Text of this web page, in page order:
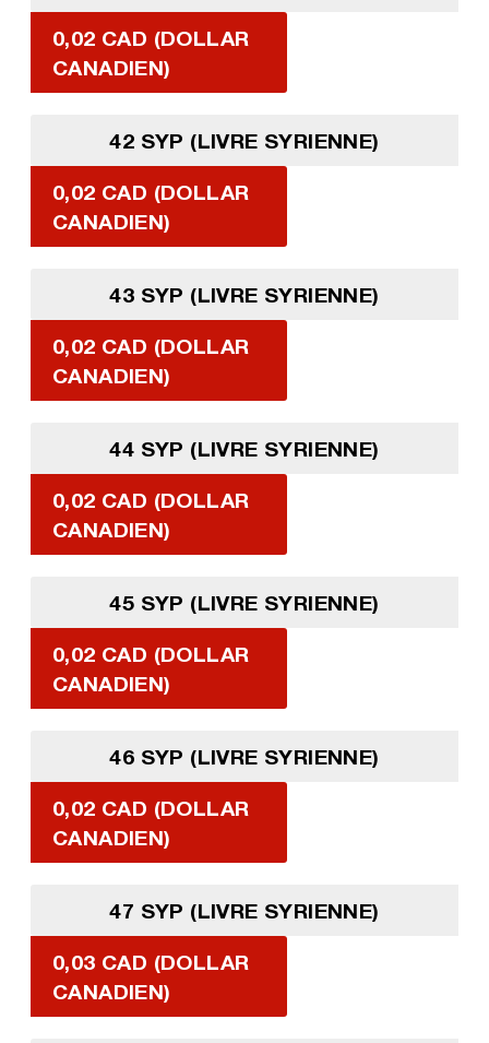
0,02 CAD (DOLLAR
CANADIEN)
42 SYP (LIVRE SYRIENNE)
0,02 CAD (DOLLAR
CANADIEN)
43 SYP (LIVRE SYRIENNE)
0,02 CAD (DOLLAR
CANADIEN)
44 SYP (LIVRE SYRIENNE)
0,02 CAD (DOLLAR
CANADIEN)
45 SYP (LIVRE SYRIENNE)
0,02 CAD (DOLLAR
CANADIEN)
46 SYP (LIVRE SYRIENNE)
0,02 CAD (DOLLAR
CANADIEN)
47 SYP (LIVRE SYRIENNE)
0,03 CAD (DOLLAR
CANADIEN)